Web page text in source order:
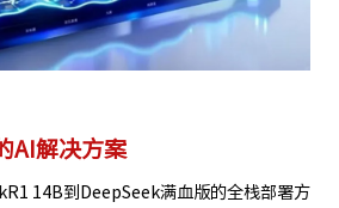
AI解决方案
14B到DeepSeek满血版的全栈部署方